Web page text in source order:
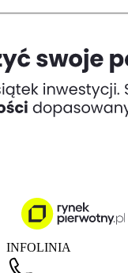
INFOLINIA